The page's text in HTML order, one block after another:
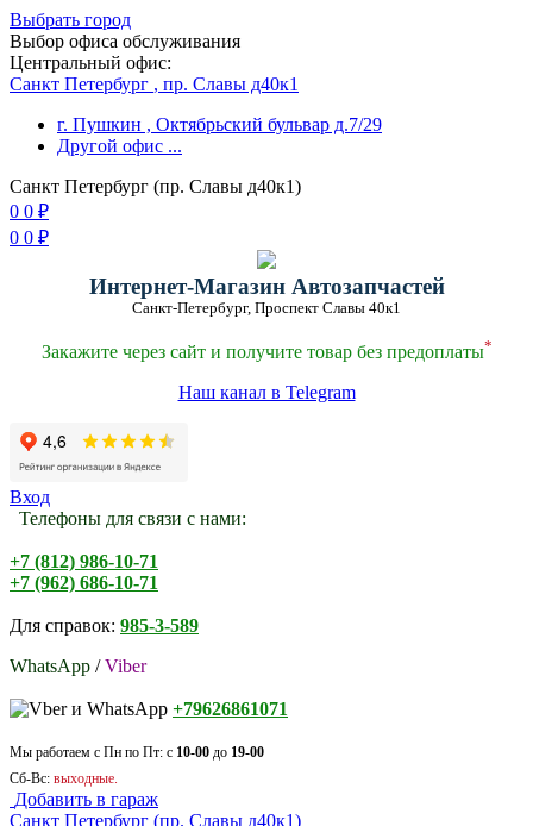
Выбрать город
Выбор офиса обслуживания
Центральный офис:
Санкт Петербург , пр. Славы д40к1
г. Пушкин , Октябрьский бульвар д.7/29
Другой офис ...
Санкт Петербург (пр. Славы д40к1)
0 0 ₽
0 0 ₽
Интернет-Магазин Автозапчастей
Санкт-Петербург, Проспект Славы 40к1
Закажите через сайт и получите товар без предоплаты*
Наш канал в Telegram
Вход
Телефоны для связи с нами:
+7 (812) 986-10-71
+7 (962) 686-10-71
Для справок: 985-3-589
WhatsApp /Viber
+79626861071
Мы работаем с Пн по Пт: с 10-00 до 19-00
Сб-Вс: выходные.
Добавить в гараж
Санкт Петербург (пр. Славы д40к1)